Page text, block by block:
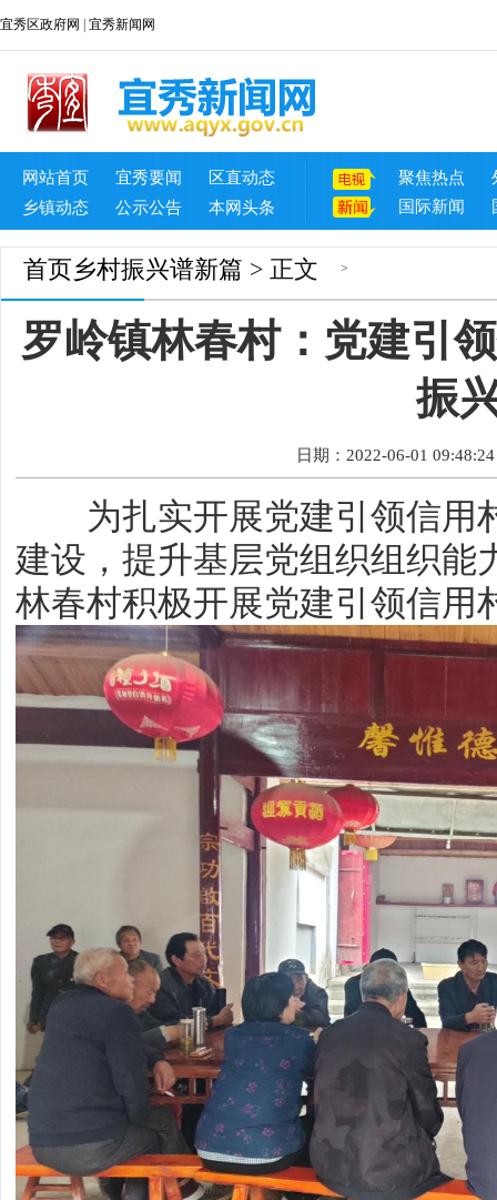
宜秀区政府网 宜秀新闻网
网站首页 宜秀要闻
区直动态
乡镇动态
公示公告 本网头条
聚焦热点
国际新闻
首页 >
乡村振兴谱新篇 > 正文
罗岭镇林春村：党建引
振
日期：2022-06-01 09:48:24
为扎实开展党建引领信用
建设，提升基层党组织组织能
林春村积极开展党建引领信用